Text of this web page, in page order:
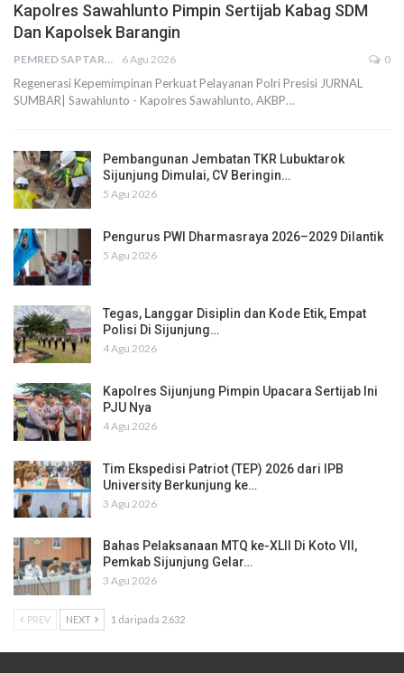
Kapolres Sawahlunto Pimpin Sertijab Kabag SDM
Dan Kapolsek Barangin
PEMRED SAPTARIUS 6 Agu 2026 0
Regenerasi Kepemimpinan Perkuat Pelayanan Polri Presisi JURNAL
SUMBAR| Sawahlunto - Kapolres Sawahlunto, AKBP…
Pembangunan Jembatan TKR Lubuktarok
Sijunjung Dimulai, CV Beringin…
5 Agu 2026
Pengurus PWI Dharmasraya 2026–2029 Dilantik
5 Agu 2026
Tegas, Langgar Disiplin dan Kode Etik, Empat
Polisi Di Sijunjung…
4 Agu 2026
Kapolres Sijunjung Pimpin Upacara Sertijab Ini
PJU Nya
4 Agu 2026
Tim Ekspedisi Patriot (TEP) 2026 dari IPB
University Berkunjung ke…
3 Agu 2026
Bahas Pelaksanaan MTQ ke-XLII Di Koto VII,
Pemkab Sijunjung Gelar…
3 Agu 2026
PREV NEXT 1 daripada 2,632